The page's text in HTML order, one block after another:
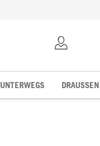
UNTERWEGS DRAUSSEN